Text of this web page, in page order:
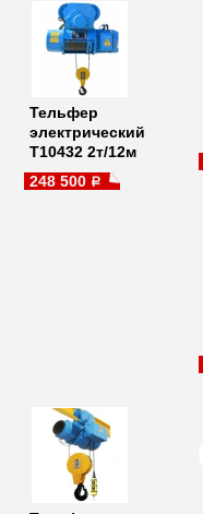
Тельфер
электрический
Т10432 2т/12м
248 500 a